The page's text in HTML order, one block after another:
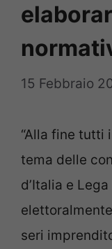
15 Febbraio
“Alla fine tutti
tema delle
d’Italia e
seri